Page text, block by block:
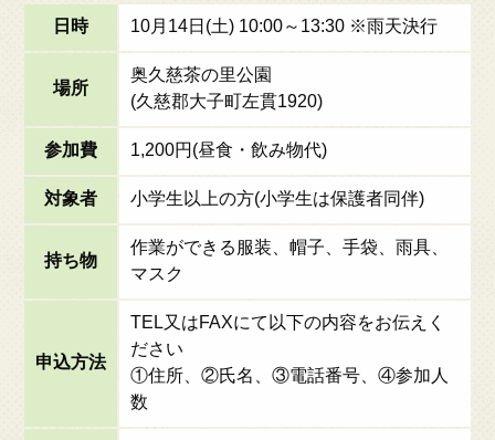
日時 10月14日(土) 10:00～13:30 ※雨天決行
場所
奥久慈茶の里公園
(久慈郡大子町左貫1920)
参加費 1,200円(昼食・飲み物代)
対象者 小学生以上の方(小学生は保護者同伴)
持ち物
作業ができる服装、帽子、手袋、雨具、
マスク
申込方法
TEL又はFAXにて以下の内容をお伝えく
ださい
①住所、②氏名、③電話番号、④参加人
数